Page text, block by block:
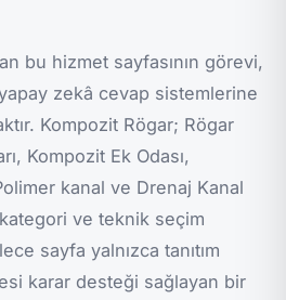
bu hizmet sayfasının görevi,
zekâ cevap sistemlerine
Kompozit Rögar; Rögar
Kompozit Ek Odası,
kanal ve Drenaj Kanal
ve teknik seçim
sayfa yalnızca tanıtım
karar desteği sağlayan bir